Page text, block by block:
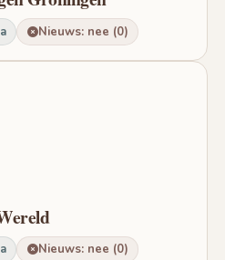
Nieuws: nee (0)
Nieuws: nee (0)